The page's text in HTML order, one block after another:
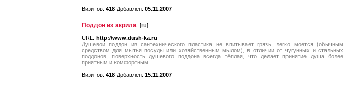
Визитов: 418 Добавлен: 05.11.2007
Поддон из акрила [ru]
URL: http://www.dush-ka.ru
Душевой поддон из сантехнического пластика не впитывает грязь, легко моется (обычным
средством для мытья посуды или хозяйственным мылом), в отличии от чугунных и стальных
поддонов, поверхность душевого поддона всегда тёплая, что делает принятие душа более
приятным и комфортным.
Визитов: 418 Добавлен: 15.11.2007